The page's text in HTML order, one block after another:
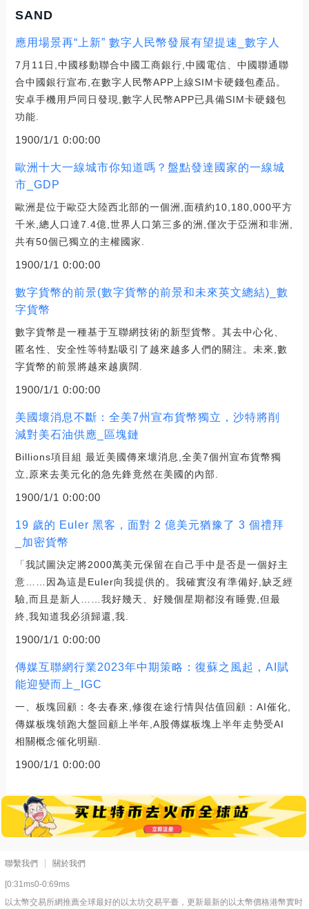
SAND
應用場景再“上新” 數字人民幣發展有望提速_數字人
7月11日,中國移動聯合中國工商銀行,中國電信、中國聯通聯
合中國銀行宣布,在數字人民幣APP上線SIM卡硬錢包產品。
安卓手機用戶同日發現,數字人民幣APP已具備SIM卡硬錢包
功能.
1900/1/1 0:00:00
歐洲十大一線城市你知道嗎？盤點發達國家的一線城
市_GDP
歐洲是位于歐亞大陸西北部的一個洲,面積約10,180,000平方
千米,總人口達7.4億,世界人口第三多的洲,僅次于亞洲和非洲,
共有50個已獨立的主權國家.
1900/1/1 0:00:00
數字貨幣的前景(數字貨幣的前景和未來英文總結)_數
字貨幣
數字貨幣是一種基于互聯網技術的新型貨幣。其去中心化、
匿名性、安全性等特點吸引了越來越多人們的關注。未來,數
字貨幣的前景將越來越廣闊.
1900/1/1 0:00:00
美國壞消息不斷：全美7州宣布貨幣獨立，沙特將削
減對美石油供應_區塊鏈
Billions項目組 最近美國傳來壞消息,全美7個州宣布貨幣獨
立,原來去美元化的急先鋒竟然在美國的內部.
1900/1/1 0:00:00
19 歲的 Euler 黑客，面對 2 億美元猶豫了 3 個禮拜
_加密貨幣
「我試圖決定將2000萬美元保留在自己手中是否是一個好主
意……因為這是Euler向我提供的。我確實沒有準備好,缺乏經
驗,而且是新人……我好幾天、好幾個星期都沒有睡覺,但最
終,我知道我必須歸還,我.
1900/1/1 0:00:00
傳媒互聯網行業2023年中期策略：復蘇之風起，AI賦
能迎變而上_IGC
一、板塊回顧：冬去春來,修復在途行情與估值回顧：AI催化,
傳媒板塊領跑大盤回顧上半年,A股傳媒板塊上半年走勢受AI
相關概念催化明顯.
1900/1/1 0:00:00
聯繫我們 關於我們
[0:31ms0-0:69ms
以太幣交易所網推薦全球最好的以太坊交易平臺，更新最新的以太幣價格港幣實时